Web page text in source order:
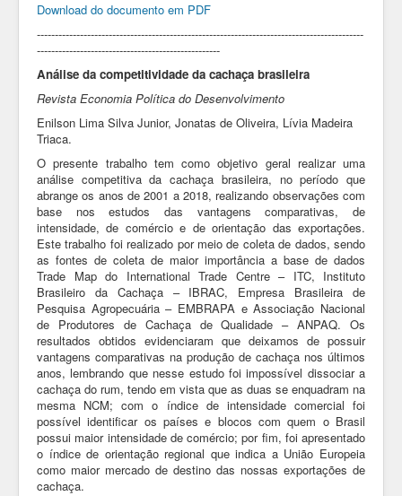
Download do documento em PDF
-------------------------------------------------------------------------------------------
---------------------------------------------------
Análise da competitividade da cachaça brasileira
Revista Economia Política do Desenvolvimento
Enilson Lima Silva Junior, Jonatas de Oliveira, Lívia Madeira
Triaca.
O presente trabalho tem como objetivo geral realizar uma
análise competitiva da cachaça brasileira, no período que
abrange os anos de 2001 a 2018, realizando observações com
base nos estudos das vantagens comparativas, de
intensidade, de comércio e de orientação das exportações.
Este trabalho foi realizado por meio de coleta de dados, sendo
as fontes de coleta de maior importância a base de dados
Trade Map do International Trade Centre – ITC, Instituto
Brasileiro da Cachaça – IBRAC, Empresa Brasileira de
Pesquisa Agropecuária – EMBRAPA e Associação Nacional
de Produtores de Cachaça de Qualidade – ANPAQ. Os
resultados obtidos evidenciaram que deixamos de possuir
vantagens comparativas na produção de cachaça nos últimos
anos, lembrando que nesse estudo foi impossível dissociar a
cachaça do rum, tendo em vista que as duas se enquadram na
mesma NCM; com o índice de intensidade comercial foi
possível identificar os países e blocos com quem o Brasil
possui maior intensidade de comércio; por fim, foi apresentado
o índice de orientação regional que indica a União Europeia
como maior mercado de destino das nossas exportações de
cachaça.